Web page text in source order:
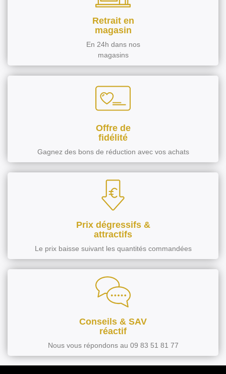
Retrait en
magasin
En 24h dans nos
magasins
Offre de
fidélité
Gagnez des bons de réduction avec vos achats
Prix dégressifs &
attractifs
Le prix baisse suivant les quantités commandées
Conseils & SAV
réactif
Nous vous répondons au 09 83 51 81 77